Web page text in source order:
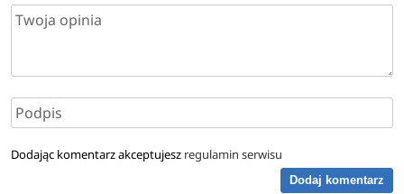
Dodając komentarz akceptujesz regulamin serwisu
Dodaj komentarz